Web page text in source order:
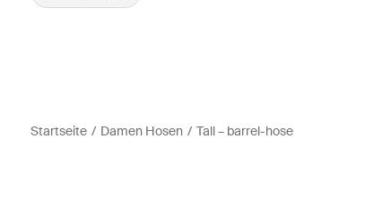
Startseite Damen Hosen Tall – barrel-hose